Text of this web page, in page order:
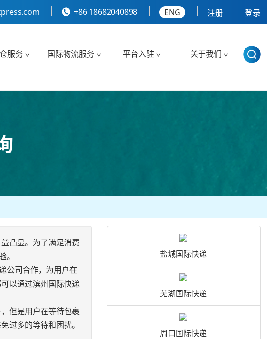
+86 18682040898 ENG 注册 登录
服务 国际物流服务 平台入驻 关于我们
凸显。为了满足消费
。
公司合作，为用户在
以通过滨州国际快递
但是用户在等待包裹
过多的等待和困扰。
盐城国际快递
芜湖国际快递
周口国际快递